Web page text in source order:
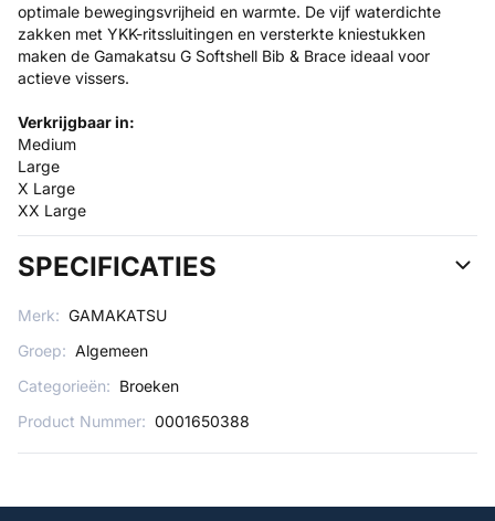
optimale bewegingsvrijheid en warmte. De vijf waterdichte
zakken met YKK-ritssluitingen en versterkte kniestukken
maken de Gamakatsu G Softshell Bib & Brace ideaal voor
actieve vissers.
Verkrijgbaar in:
Medium
Large
X Large
XX Large
SPECIFICATIES
Merk: GAMAKATSU
Groep: Algemeen
Categorieën: Broeken
Product Nummer: 0001650388